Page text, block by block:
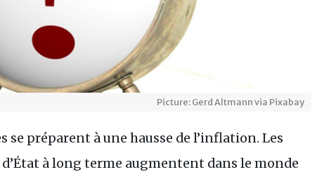
Picture: Gerd Altmann via Pixabay
préparent à une hausse de l’inflation. Les
à long terme augmentent dans le monde